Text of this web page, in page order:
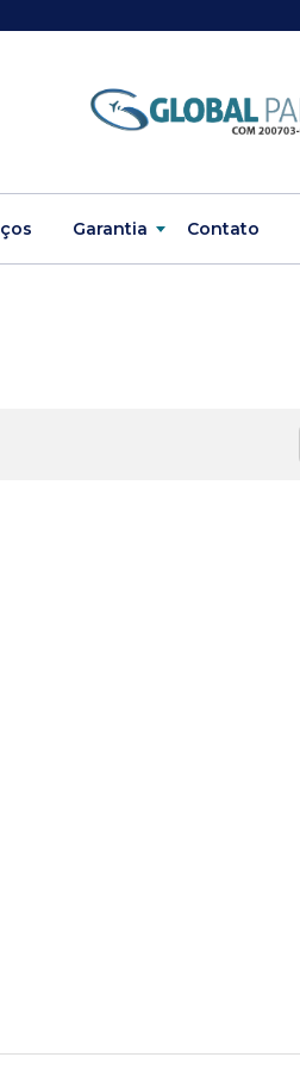
Garantia Contato